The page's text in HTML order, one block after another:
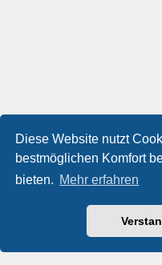
Diese Website nutzt
bestmöglichen Komfort
bieten. Mehr erfahren